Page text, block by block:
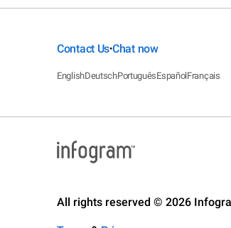
Contact Us•Chat now
EnglishDeutschPortuguêsEspañolFrançais
All rights reserved © 2026